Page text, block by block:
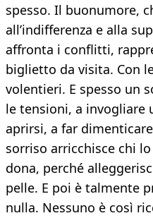
spesso. Il buonumore,
all’indifferenza e alla
affronta i conflitti,
biglietto da visita. Con
volentieri. E spesso un
le tensioni, a invogliare
aprirsi, a far
sorriso arricchisce chi
dona, perché
pelle. E poi è talmente
nulla. Nessuno è così